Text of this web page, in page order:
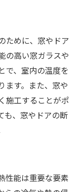
ために、窓やドア
の高い窓ガラスや
で、室内の温度を
ます。また、窓や
施工することがポ
も、窓やドアの断
性能は重要な要素